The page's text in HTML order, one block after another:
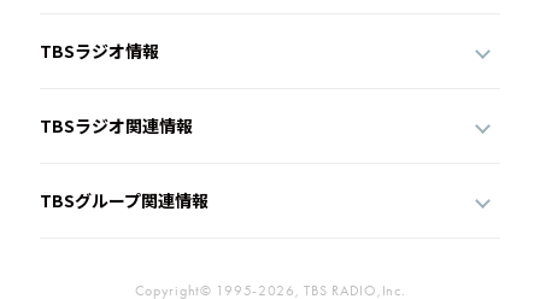
TBSラジオ情報
TBSラジオ関連情報
TBSグループ関連情報
Copyright© 1995-2026, TBS RADIO,Inc.